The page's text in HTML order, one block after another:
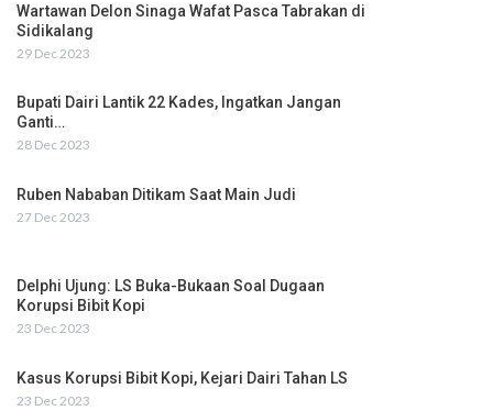
Wartawan Delon Sinaga Wafat Pasca Tabrakan di
Sidikalang
29 Dec 2023
Bupati Dairi Lantik 22 Kades, Ingatkan Jangan
Ganti…
28 Dec 2023
Ruben Nababan Ditikam Saat Main Judi
27 Dec 2023
Delphi Ujung: LS Buka-Bukaan Soal Dugaan
Korupsi Bibit Kopi
23 Dec 2023
Kasus Korupsi Bibit Kopi, Kejari Dairi Tahan LS
23 Dec 2023